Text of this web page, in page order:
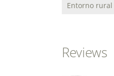
Entorno rural
Reviews